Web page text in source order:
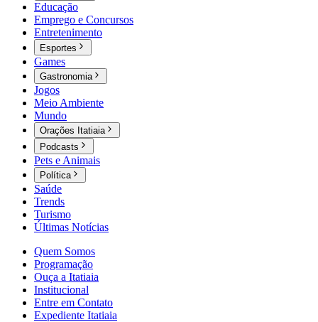
Educação
Emprego e Concursos
Entretenimento
Esportes
Games
Gastronomia
Jogos
Meio Ambiente
Mundo
Orações Itatiaia
Podcasts
Pets e Animais
Política
Saúde
Trends
Turismo
Últimas Notícias
Quem Somos
Programação
Ouça a Itatiaia
Institucional
Entre em Contato
Expediente Itatiaia